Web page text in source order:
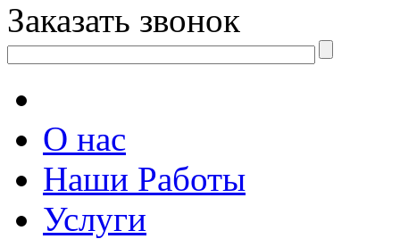
Заказать звонок
О нас
Наши Работы
Услуги